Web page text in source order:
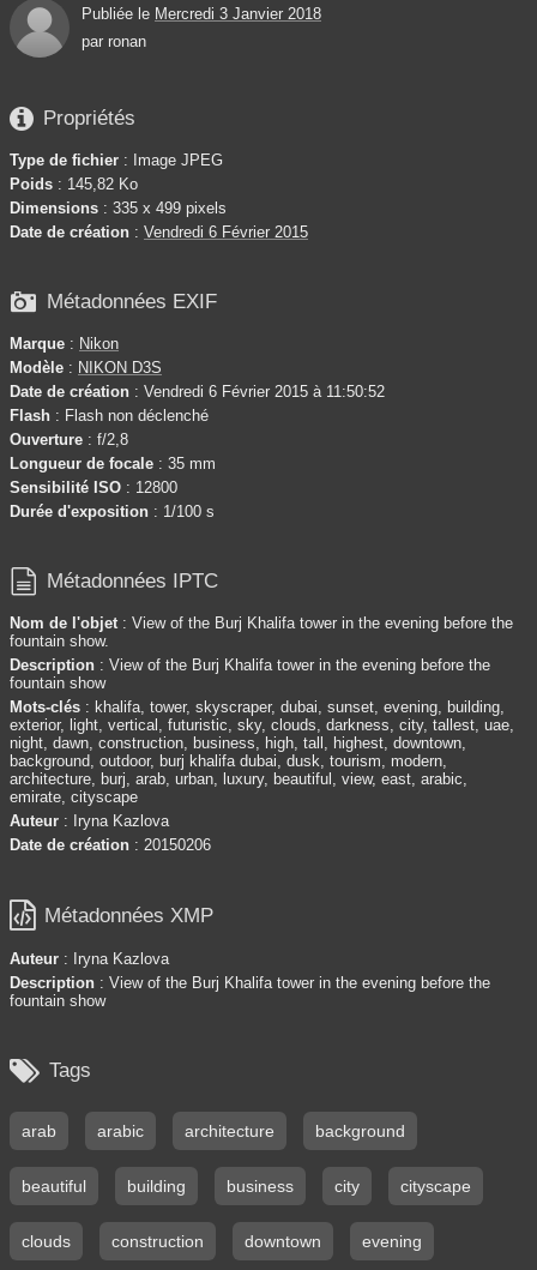
Publiée le Mercredi 3 Janvier 2018
par ronan
 Propriétés
Type de fichier : Image JPEG
Poids : 145,82 Ko
Dimensions : 335 x 499 pixels
Date de création : Vendredi 6 Février 2015
 Métadonnées EXIF
Marque : Nikon
Modèle : NIKON D3S
Date de création : Vendredi 6 Février 2015 à 11:50:52
Flash : Flash non déclenché
Ouverture : f/2,8
Longueur de focale : 35 mm
Sensibilité ISO : 12800
Durée d'exposition : 1/100 s
 Métadonnées IPTC
Nom de l'objet : View of the Burj Khalifa tower in the evening before the
fountain show.
Description : View of the Burj Khalifa tower in the evening before the
fountain show
Mots-clés : khalifa, tower, skyscraper, dubai, sunset, evening, building,
exterior, light, vertical, futuristic, sky, clouds, darkness, city, tallest, uae,
night, dawn, construction, business, high, tall, highest, downtown,
background, outdoor, burj khalifa dubai, dusk, tourism, modern,
architecture, burj, arab, urban, luxury, beautiful, view, east, arabic,
emirate, cityscape
Auteur : Iryna Kazlova
Date de création : 20150206
 Métadonnées XMP
Auteur : Iryna Kazlova
Description : View of the Burj Khalifa tower in the evening before the
fountain show
 Tags
arab arabic architecture background
beautiful building business city cityscape
clouds construction downtown evening